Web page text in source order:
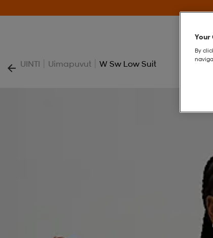
UINTI | Uimapuvut | W Sw Low Suit
Your
By